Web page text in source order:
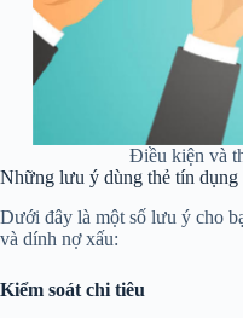
Điều kiện và
Những lưu ý dùng thẻ tín dụng
Dưới đây là một số lưu ý cho
và dính nợ xấu:
Kiểm soát chi tiêu